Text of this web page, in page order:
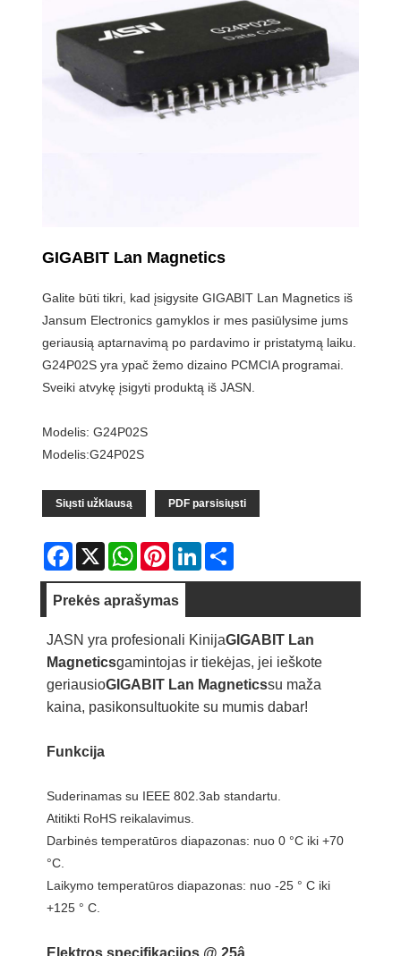
GIGABIT Lan Magnetics
Galite būti tikri, kad įsigysite GIGABIT Lan Magnetics iš
Jansum Electronics gamyklos ir mes pasiūlysime jums
geriausią aptarnavimą po pardavimo ir pristatymą laiku.
G24P02S yra ypač žemo dizaino PCMCIA programai.
Sveiki atvykę įsigyti produktą iš JASN.
Modelis: G24P02S
Modelis:G24P02S
Siųsti užklausą PDF parsisiųsti
Facebook
X WhatsAppPinterestLinkedIn
Prekės aprašymas
JASN yra profesionali KinijaGIGABIT Lan
Magneticsgamintojas ir tiekėjas, jei ieškote
geriausioGIGABIT Lan Magneticssu maža
kaina, pasikonsultuokite su mumis dabar!
Funkcija
Suderinamas su IEEE 802.3ab standartu.
Atitikti RoHS reikalavimus.
Darbinės temperatūros diapazonas: nuo 0 °C iki +70
°C.
Laikymo temperatūros diapazonas: nuo -25 ° C iki
+125 ° C.